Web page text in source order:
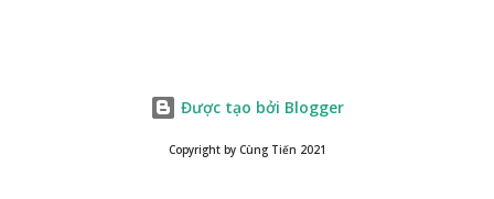
Được tạo bởi Blogger
Copyright by Cùng Tiến 2021